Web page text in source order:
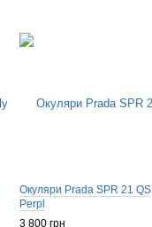
Окуляри Prada SPR 21 QS
Perpl
3 800 грн